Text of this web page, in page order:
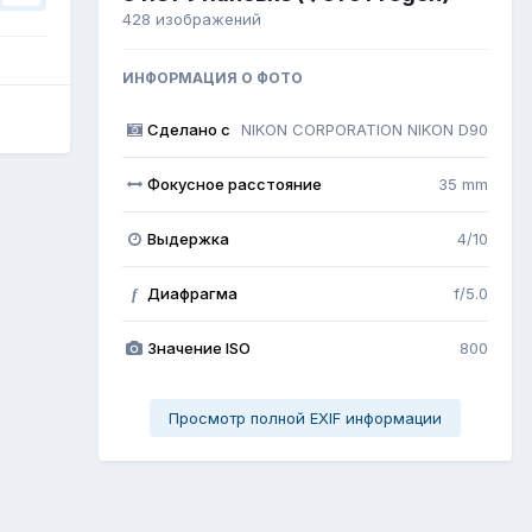
428 изображений
ИНФОРМАЦИЯ О ФОТО
Сделано с NIKON CORPORATION NIKON D90
Фокусное расстояние 35 mm
Выдержка 4/10
f Диафрагма f/5.0
Значение ISO 800
Просмотр полной EXIF информации